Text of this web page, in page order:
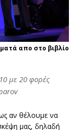
απο στο βιβλίο
με 20 φορές
αν θέλουμε να
μας, δηλαδή